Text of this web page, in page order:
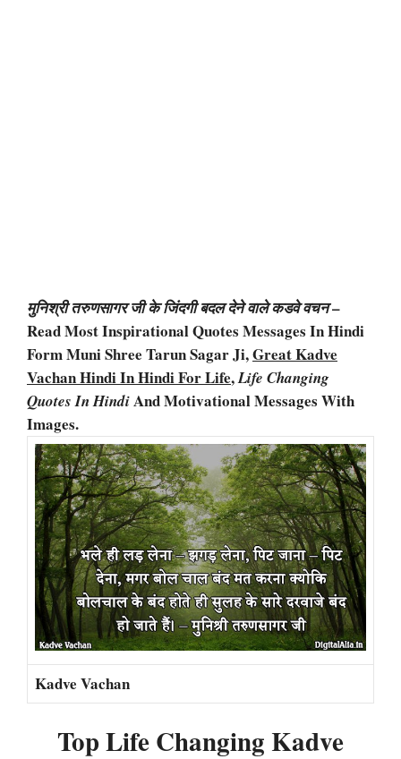
मुनिश्री तरुणसागर जी के जिंदगी बदल देने वाले कडवे वचन–
Read Most Inspirational Quotes Messages In Hindi
Form Muni Shree Tarun Sagar Ji,Great Kadve
Vachan Hindi In Hindi For Life,Life Changing
Quotes In HindiAnd Motivational Messages With
Images.
Kadve Vachan
Top Life Changing Kadve